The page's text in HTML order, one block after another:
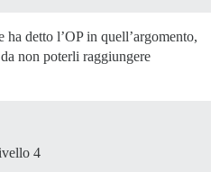
detto l’OP in quell’argomento,
non poterli raggiungere
4